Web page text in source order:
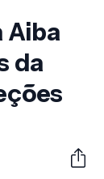
Aiba
da